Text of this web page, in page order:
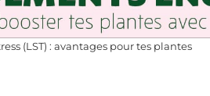
(LST) : avantages pour tes plantes